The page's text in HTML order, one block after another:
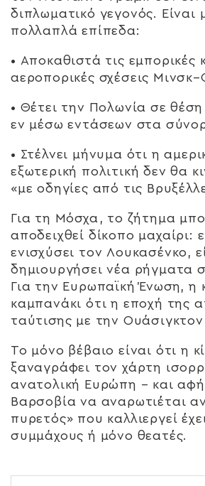
διπλωματικό γεγονός. Είναι
πολλαπλά επίπεδα:
• Αποκαθιστά τις εμπορικές
αεροπορικές σχέσεις
• Θέτει την Πολωνία σε
εν μέσω εντάσεων στα
• Στέλνει μήνυμα ότι η
εξωτερική πολιτική δεν θα
«με οδηγίες από τις
Για τη Μόσχα, το ζήτημα
αποδειχθεί δίκοπο μαχαίρι:
ενισχύσει τον Λουκασένκο,
δημιουργήσει νέα ρήγματα
Για την Ευρωπαϊκή Ένωση, η
καμπανάκι ότι η εποχή της
ταύτισης με την Ουάσιγκτον
Το μόνο βέβαιο είναι ότι η
ξαναγράφει τον χάρτη
ανατολική Ευρώπη – και
Βαρσοβία να αναρωτιέται
πυρετός» που καλλιεργεί
συμμάχους ή μόνο θεατές.